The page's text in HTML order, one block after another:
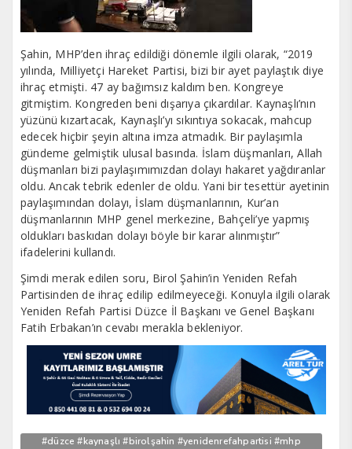
Şahin, MHP’den ihraç edildiği dönemle ilgili olarak, “2019
yılında, Milliyetçi Hareket Partisi, bizi bir ayet paylaştık diye
ihraç etmişti. 47 ay bağımsız kaldım ben. Kongreye
gitmiştim. Kongreden beni dışarıya çıkardılar. Kaynaşlı’nın
yüzünü kızartacak, Kaynaşlı’yı sıkıntıya sokacak, mahcup
edecek hiçbir şeyin altına imza atmadık. Bir paylaşımla
gündeme gelmiştik ulusal basında. İslam düşmanları, Allah
düşmanları bizi paylaşımımızdan dolayı hakaret yağdıranlar
oldu. Ancak tebrik edenler de oldu. Yani bir tesettür ayetinin
paylaşımından dolayı, İslam düşmanlarının, Kur’an
düşmanlarının MHP genel merkezine, Bahçeli’ye yapmış
oldukları baskıdan dolayı böyle bir karar alınmıştır”
ifadelerini kullandı.
Şimdi merak edilen soru, Birol Şahin’in Yeniden Refah
Partisinden de ihraç edilip edilmeyeceği. Konuyla ilgili olarak
Yeniden Refah Partisi Düzce İl Başkanı ve Genel Başkanı
Fatih Erbakan’ın cevabı merakla bekleniyor.
#düzce #kaynaşlı #birolşahin #yenidenrefahpartisi #mhp